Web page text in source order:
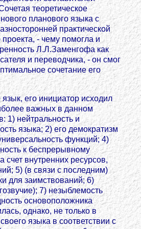
теоретическое
планового языка с
практической
проекта, - чему помогла и
Л.Л.Заменгофа как
и переводчика, - он смог
сочетание его
язык, его инициатор исходил
важных в данном
1) нейтральность и
языка; 2) его демократизм
функций; 4)
к беспрерывному
счет внутренних ресурсов,
5) (в связи с последним)
для заимствований; 6)
7) незыблемость
основоположника
однако, не только в
языка в соответствии с